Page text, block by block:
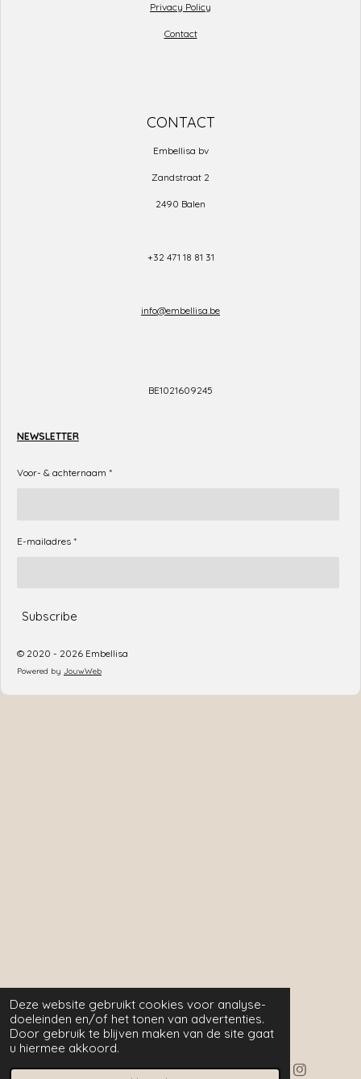
Deze website gebruikt cookies voor analyse-
doeleinden en/of het tonen van advertenties.
Door gebruik te blijven maken van de site gaat
u hiermee akkoord.
Privacy Policy
Contact
CONTACT
Embellisa bv
Zandstraat 2
2490 Balen
+32 471 18 81 31
info@embellisa.be
BE1021609245
NEWSLETTER
Voor- & achternaam *
E-mailadres *
Subscribe
© 2020 - 2026 Embellisa
Powered by JouwWeb